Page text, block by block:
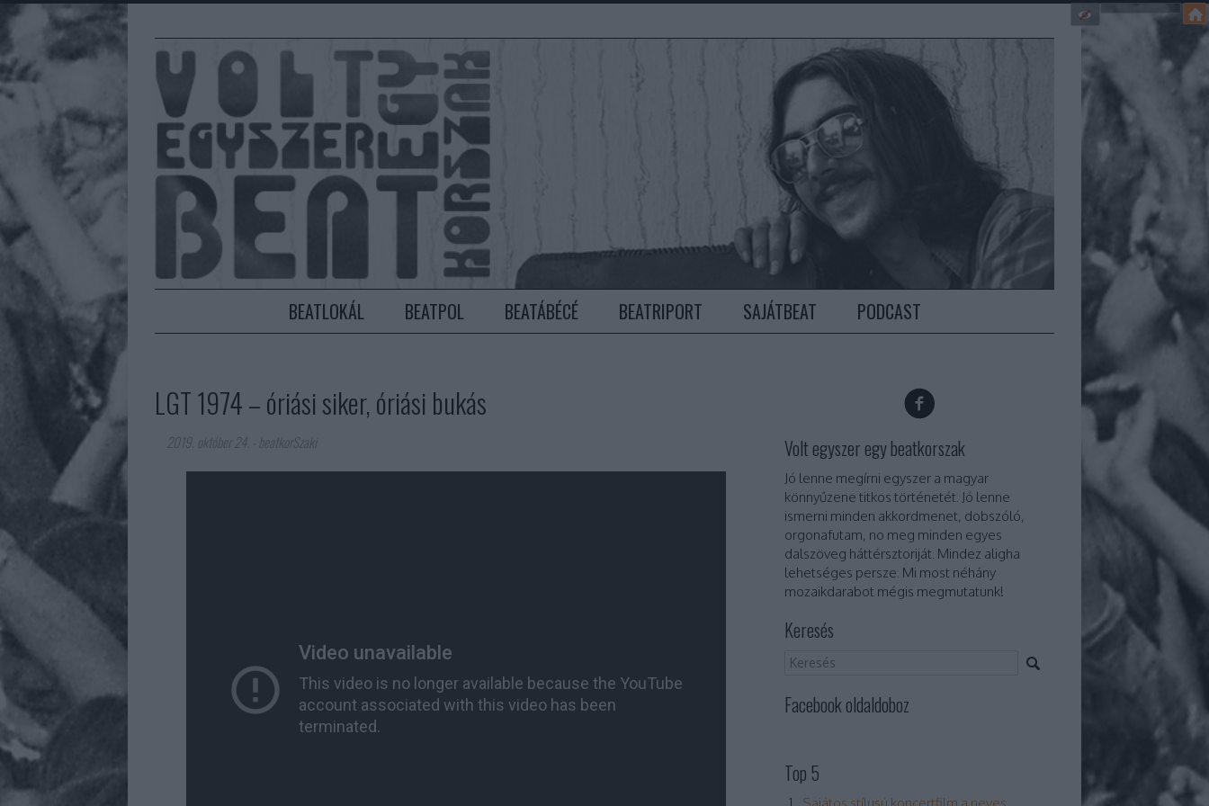
BEATLOKÁL BEATPOL BEATÁBÉCÉ BEATRIPORT SAJÁTBEAT PODCAST
LGT 1974 – óriási siker, óriási bukás
2019. október 24. beatkorSzaki Volt egyszer egy beatkorszak
Jó lenne megírni egyszer a magyar
könnyűzene titkos történetét. Jó lenne
ismerni minden akkordmenet, dobszóló,
orgonafutam, no meg minden egyes
dalszöveg háttérsztoriját. Mindez aligha
lehetséges persze. Mi most néhány
mozaikdarabot mégis megmutatunk!
Keresés
Facebook oldaldoboz
Top 5